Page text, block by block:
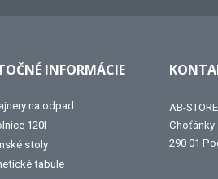
INFORMÁCIE
na odpad
120l
stoly
tabule
AB-
Choťánky
290 01